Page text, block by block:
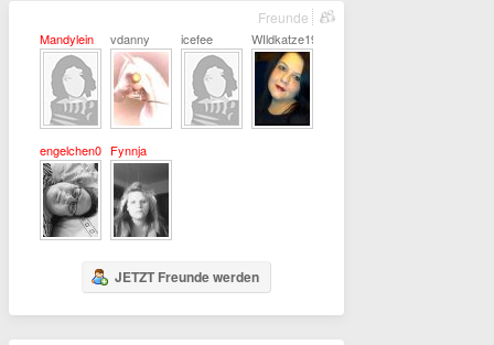
Mandylein vdanny icefee WIldkatze1973
engelchen0812Fynnja
JETZT Freunde werden
Freunde